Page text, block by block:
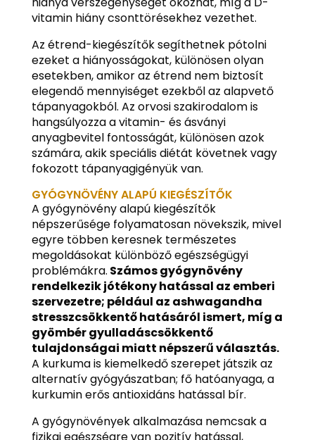
vitamin hiány csonttörésekhez vezethet.
Az étrend-kiegészítők segíthetnek pótolni
ezeket a hiányosságokat, különösen olyan
esetekben, amikor az étrend nem biztosít
elegendő mennyiséget ezekből az alapvető
tápanyagokból. Az orvosi szakirodalom is
hangsúlyozza a vitamin- és ásványi
anyagbevitel fontosságát, különösen azok
számára, akik speciális diétát követnek vagy
fokozott tápanyagigényük van.
GYÓGYNÖVÉNY ALAPÚ KIEGÉSZÍTŐK
A gyógynövény alapú kiegészítők
népszerűsége folyamatosan növekszik, mivel
egyre többen keresnek természetes
megoldásokat különböző egészségügyi
problémákra. Számos gyógynövény
rendelkezik jótékony hatással az emberi
szervezetre; például az ashwagandha
stresszcsökkentő hatásáról ismert, míg a
gyömbér gyulladáscsökkentő
tulajdonságai miatt népszerű választás.
A kurkuma is kiemelkedő szerepet játszik az
alternatív gyógyászatban; fő hatóanyaga, a
kurkumin erős antioxidáns hatással bír.
A gyógynövények alkalmazása nemcsak a